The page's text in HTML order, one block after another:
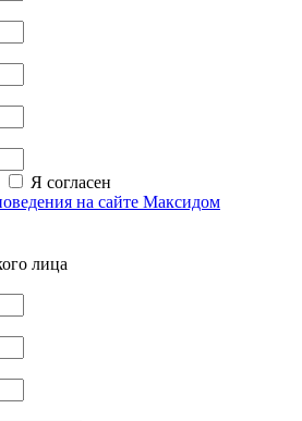
Я согласен
на сайте Максидом
лица